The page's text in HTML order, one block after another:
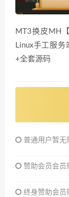
MT3换皮MH
Linux手工服
+全套源码
普通用户暂无
赞助会员会员
终身赞助会员